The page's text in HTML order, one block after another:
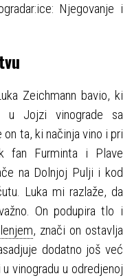
Njegovanje i
Zeichmann bavio, ki
Jojzi vinograde sa
on ta, ki načinja vino i pri
fan Furminta i Plave
na Dolnjoj Pulji i kod
Luka mi razlaže, da
On podupira tlo i
, znači on ostavlja
dodatno još već
vinogradu u odredjenoj